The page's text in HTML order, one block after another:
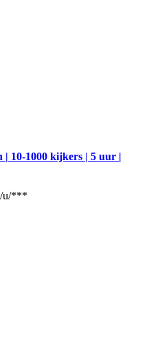
| 10-1000 kijkers | 5 uur |
u/***